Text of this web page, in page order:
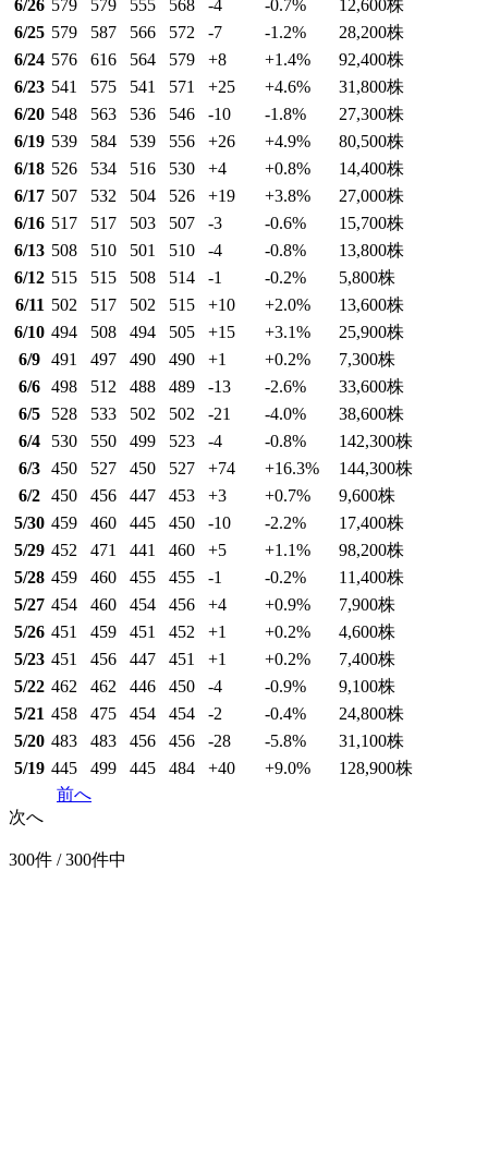
6/26 579 579 555 568 -4 -0.7% 12,600株
6/25 579 587 566 572 -7 -1.2% 28,200株
6/24 576 616 564 579 +8 +1.4% 92,400株
6/23 541 575 541 571 +25 +4.6% 31,800株
6/20 548 563 536 546 -10 -1.8% 27,300株
6/19 539 584 539 556 +26 +4.9% 80,500株
6/18 526 534 516 530 +4 +0.8% 14,400株
6/17 507 532 504 526 +19 +3.8% 27,000株
6/16 517 517 503 507 -3 -0.6% 15,700株
6/13 508 510 501 510 -4 -0.8% 13,800株
6/12 515 515 508 514 -1 -0.2% 5,800株
6/11 502 517 502 515 +10 +2.0% 13,600株
6/10 494 508 494 505 +15 +3.1% 25,900株
6/9 491 497 490 490 +1 +0.2% 7,300株
6/6 498 512 488 489 -13 -2.6% 33,600株
6/5
528 533 502 502 -21 -4.0% 38,600株
6/4
530 550 499 523 -4 -0.8% 142,300株
6/3 450 527 450 527 +74 +16.3% 144,300株
6/2 450 456 447 453 +3 +0.7% 9,600株
5/30 459 460 445 450 -10 -2.2% 17,400株
5/29 452 471 441 460 +5 +1.1% 98,200株
5/28 459 460 455 455 -1 -0.2% 11,400株
5/27 454 460 454 456 +4 +0.9% 7,900株
5/26 451 459 451 452 +1 +0.2% 4,600株
5/23 451 456 447 451 +1 +0.2% 7,400株
5/22 462 462 446 450 -4 -0.9% 9,100株
5/21 458 475 454 454 -2 -0.4% 24,800株
5/20 483 483 456 456 -28 -5.8% 31,100株
5/19 445 499 445 484 +40 +9.0% 128,900株
前へ
次へ
300件 / 300件中